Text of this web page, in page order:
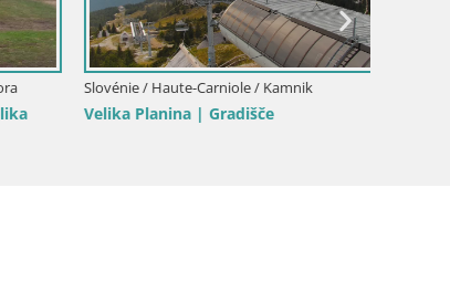
Slovénie / Haute-Carniole / Kamnik
Velika Planina | Gradišče